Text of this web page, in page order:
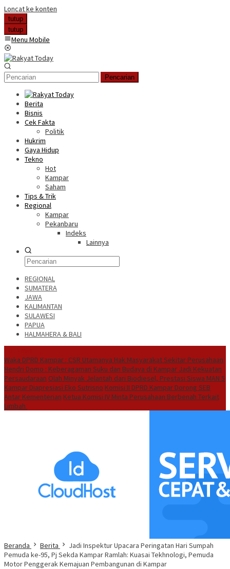
Loncat ke konten
tutup
tutup
Menu Mobile
Pencarian
Berita
Bisnis
Cek Fakta
Politik
Hukrim
Gaya Hidup
Tekno
Hot
Kampar
Saham
Tips & Trik
Regional
Kampar
Pekanbaru
Indeks
Lainnya
REGIONAL
SUMATERA
JAWA
KALIMANTAN
SULAWESI
PAPUA
HALMAHERA & BALI
Waka DPRD Kampar : CSR Utamanya Hak Masyarakat Sekitar Perusahaan
Hendri Domo : Keberagaman Suku dan Budaya di Kampar Jadi Kekuatan
Persaudaraan Olah Minyak Jelantah dari Biodiesel, Prestasi Siswa MAN 5
Kampar Diapresiasi Eko Sutrisno Komisi II DPRD Kampar Dorong SEB
Antar Kementerian Ketua Komisi IV Minta Perusahaan Berbenah Terkait
Limbah
Beranda Berita
Jadi Inspektur Upacara Peringatan Hari Sumpah
Pemuda ke-95, Pj Sekda Kampar Ramlah: Kuasai Tekhnologi, Pemuda
Motor Penggerak Kemajuan Pembangunan di Kampar